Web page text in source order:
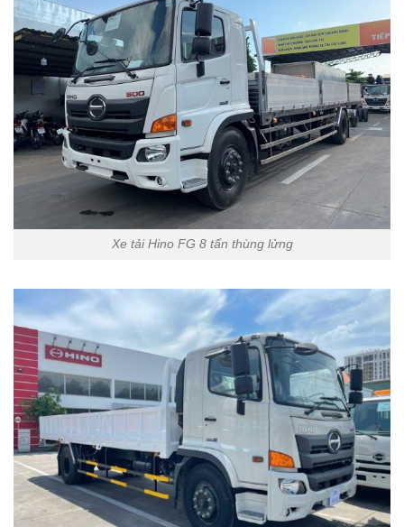
Xe tải Hino FG 8 tấn thùng lửng